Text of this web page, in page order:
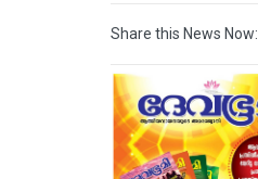
Share this News Now: